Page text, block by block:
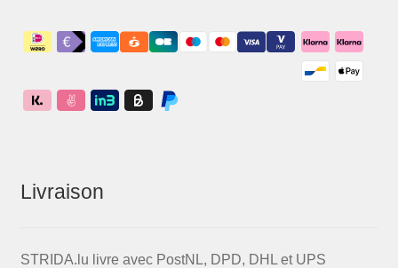
Livraison
STRIDA.lu livre avec PostNL, DPD, DHL et UPS